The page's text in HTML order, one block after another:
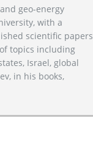
geo-energy
with a
scientific papers
topics including
Israel, global
in his books,